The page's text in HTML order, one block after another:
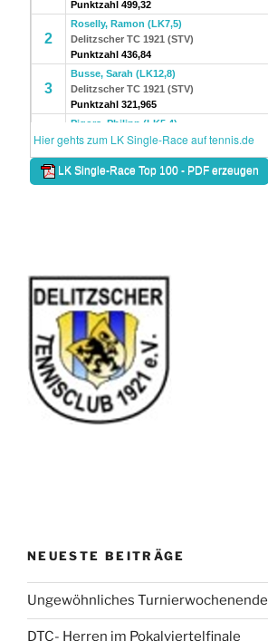
NEUESTE BEITRÄGE
Ungewöhnliches Turnierwochenende
DTC- Herren im Pokalviertelfinale